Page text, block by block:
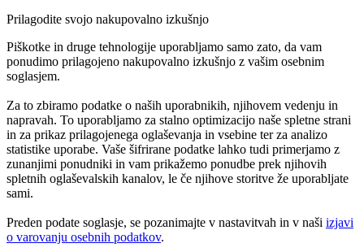
Prilagodite svojo nakupovalno izkušnjo
Piškotke in druge tehnologije uporabljamo samo zato, da vam
ponudimo prilagojeno nakupovalno izkušnjo z vašim osebnim
soglasjem.
Za to zbiramo podatke o naših uporabnikih, njihovem vedenju in
napravah. To uporabljamo za stalno optimizacijo naše spletne strani
in za prikaz prilagojenega oglaševanja in vsebine ter za analizo
statistike uporabe. Vaše šifrirane podatke lahko tudi primerjamo z
zunanjimi ponudniki in vam prikažemo ponudbe prek njihovih
spletnih oglaševalskih kanalov, le če njihove storitve že uporabljate
sami.
Preden podate soglasje, se pozanimajte v nastavitvah in v naši izjavi
o varovanju osebnih podatkov.